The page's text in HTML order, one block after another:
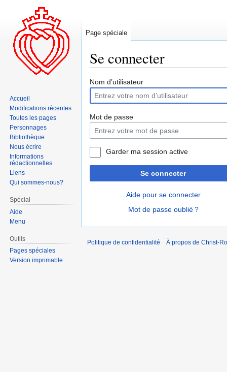
Se connecter
Aller
la
navigation
Aller
la
recherche
Nom d’utilisateur
Mot de passe
Garder ma session active
Se connecter
Aide pour se connecter
Mot de passe oublié ?
Page spéciale
Accueil
Modifications récentes
Toutes les pages
Personnages
Bibliothèque
Nous écrire
Informations
rédactionnelles
Liens
Qui sommes-nous?
Spécial
Aide
Menu
Outils
Pages spéciales
Version imprimable
Politique de confidentialité À propos de Christ-